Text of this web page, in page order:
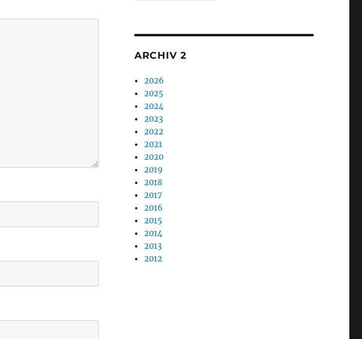
ARCHIV 2
2026
2025
2024
2023
2022
2021
2020
2019
2018
2017
2016
2015
2014
2013
2012